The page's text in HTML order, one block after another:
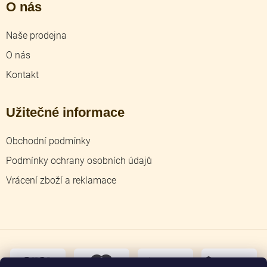
O nás
Naše prodejna
O nás
Kontakt
Užitečné informace
Obchodní podmínky
Podmínky ochrany osobních údajů
Vrácení zboží a reklamace